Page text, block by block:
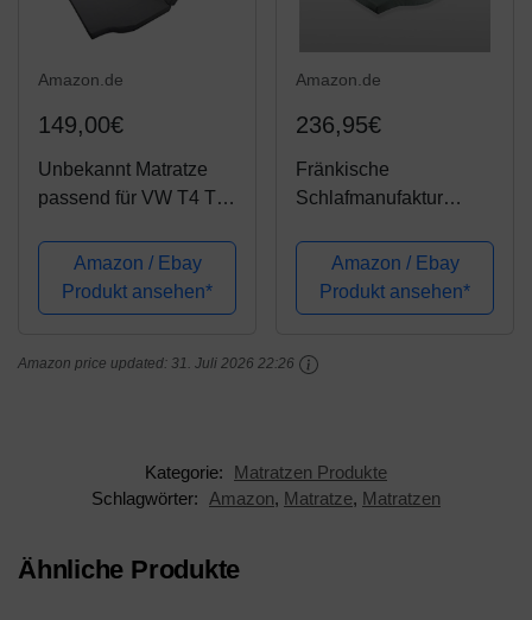
Amazon.de
149,00€
Unbekannt Matratze
passend für VW T4 T5
Rücksitzbank
148x198x6cm anthrazit
Amazon / Ebay
Produkt ansehen*
Amazon.de
236,95€
Fränkische
Schlafmanufaktur
für T4/T5/T6 Multivan,
148x185x7cm
Amazon / Ebay
Produkt ansehen*
Amazon price updated: 31. Juli 2026 22:26
Kategorie:
Matratzen Produkte
Schlagwörter:
Amazon, Matratze, Matratzen
Ähnliche Produkte